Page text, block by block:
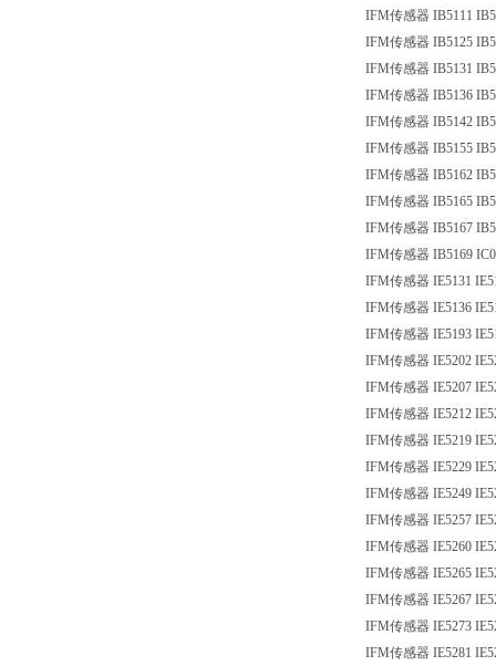
IFM传感器 IB5111
IFM传感器 IB5125
IFM传感器 IB5131
IFM传感器 IB5136
IFM传感器 IB5142
IFM传感器 IB5155
IFM传感器 IB5162
IFM传感器 IB5165
IFM传感器 IB5167
IFM传感器 IB5169
IFM传感器 IE5131
IFM传感器 IE5136
IFM传感器 IE5193
IFM传感器 IE5202
IFM传感器 IE5207
IFM传感器 IE5212
IFM传感器 IE5219
IFM传感器 IE5229
IFM传感器 IE5249
IFM传感器 IE5257
IFM传感器 IE5260
IFM传感器 IE5265
IFM传感器 IE5267
IFM传感器 IE5273
IFM传感器 IE5281